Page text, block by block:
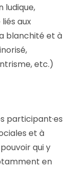
ludique,
aux
blanchité et à
etc.)
participant·es
et à
qui y
en